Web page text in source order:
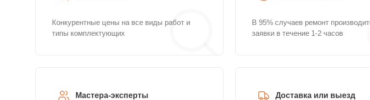
Конкурентные цены на все виды работ и
типы комплектующих
В 95% случаев ремонт
заявки в течение 1-2 часов
Мастера-эксперты Доставка или выезд